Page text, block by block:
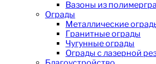
Вазоны из
Ограды
Металлические
Гранитные ограды
Чугунные ограды
Ограды с лазерной